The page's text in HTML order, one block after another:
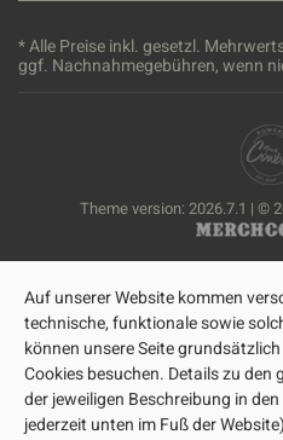
* Alle Preise inkl. gesetzl.
ggf. Nachnahmegebühren, wenn
Theme version: 2026.7.1 | ©
Auf unserer Website kommen
technische, funktionale sowie
können unsere Seite
Cookies besuchen. Details zu den
der jeweiligen Beschreibung in
jederzeit unten im Fuß der